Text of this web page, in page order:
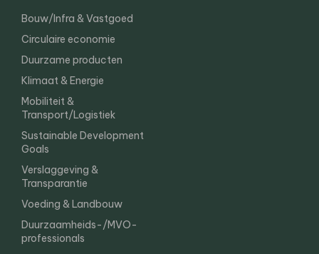
Bouw/Infra & Vastgoed
Circulaire economie
Duurzame producten
Klimaat & Energie
Mobiliteit &
Transport/Logistiek
Sustainable Development
Goals
Verslaggeving &
Transparantie
Voeding & Landbouw
Duurzaamheids-/MVO-
professionals